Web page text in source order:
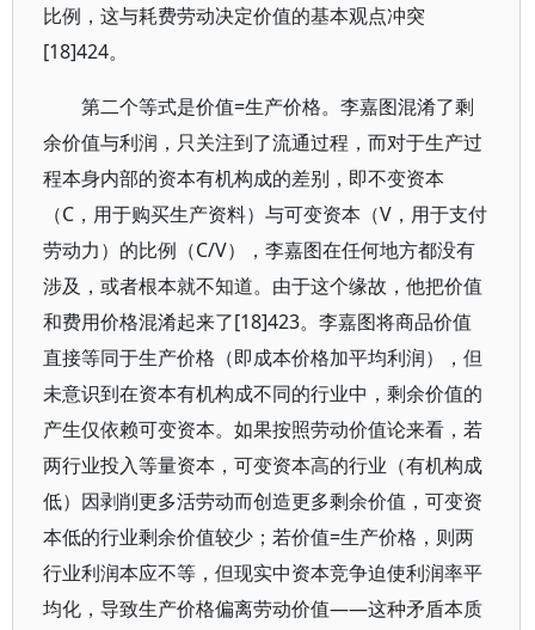
比例，这与耗费劳动决定价值的基本观点冲突
[18]424。
第二个等式是价值=生产价格。李嘉图混淆了剩
余价值与利润，只关注到了流通过程，而对于生产过
程本身内部的资本有机构成的差别，即不变资本
（C，用于购买生产资料）与可变资本（V，用于支付
劳动力）的比例（C/V），李嘉图在任何地方都没有
涉及，或者根本就不知道。由于这个缘故，他把价值
和费用价格混淆起来了[18]423。李嘉图将商品价值
直接等同于生产价格（即成本价格加平均利润），但
未意识到在资本有机构成不同的行业中，剩余价值的
产生仅依赖可变资本。如果按照劳动价值论来看，若
两行业投入等量资本，可变资本高的行业（有机构成
低）因剥削更多活劳动而创造更多剩余价值，可变资
本低的行业剩余价值较少；若价值=生产价格，则两
行业利润本应不等，但现实中资本竞争迫使利润率平
均化，导致生产价格偏离劳动价值——这种矛盾本质